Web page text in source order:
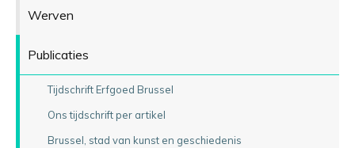
Werven
Publicaties
Tijdschrift Erfgoed Brussel
Ons tijdschrift per artikel
Brussel, stad van kunst en geschiedenis